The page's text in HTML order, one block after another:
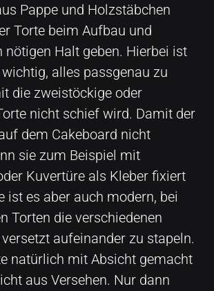
Pappe und Holzstäbchen
Torte beim Aufbau und
nötigen Halt geben. Hierbei ist
alles passgenau zu
die zweistöckige oder
nicht schief wird. Damit der
dem Cakeboard nicht
sie zum Beispiel mit
Kuvertüre als Kleber fixiert
ist es aber auch modern, bei
Torten die verschiedenen
aufeinander zu stapeln.
natürlich mit Absicht gemacht
aus Versehen. Nur dann